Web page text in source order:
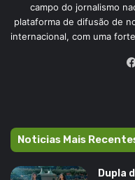
campo do jornalismo
plataforma de difusão de
internacional, com uma
Noticias Mais
Dupla